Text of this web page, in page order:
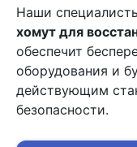
Наши
хомут для
обеспечит
оборудования и
действующим
безопасности.